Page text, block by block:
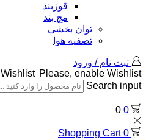
قوزبند
مچ بند
توان بخشی
تصفیه هوا
ثبت نام / ورود
Wishlist Please, enable Wishlist.
Search input
0
0
0
Shopping Cart